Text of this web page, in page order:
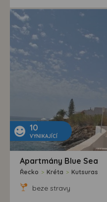
10
VYNIKAJÍCÍ
Apartmány Blue Sea
Řecko > Kréta > Kutsuras
beze stravy